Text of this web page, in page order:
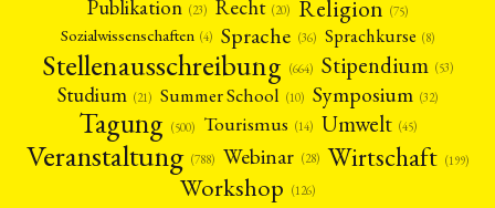
Publikation (23) Recht (20) Religion (75)
Sozialwissenschaften (4) Sprache (36) Sprachkurse (8)
Stellenausschreibung (664) Stipendium (53)
Studium (21) Summer School (10) Symposium (32)
Tagung (500) Tourismus (14) Umwelt (45)
Veranstaltung (788) Webinar (28) Wirtschaft (199)
Workshop (126)